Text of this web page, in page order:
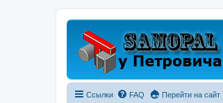
Ссылки FAQ Перейти на сайт